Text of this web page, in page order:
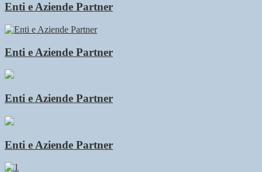
Enti e Aziende Partner
Enti e Aziende Partner
Enti e Aziende Partner
Enti e Aziende Partner